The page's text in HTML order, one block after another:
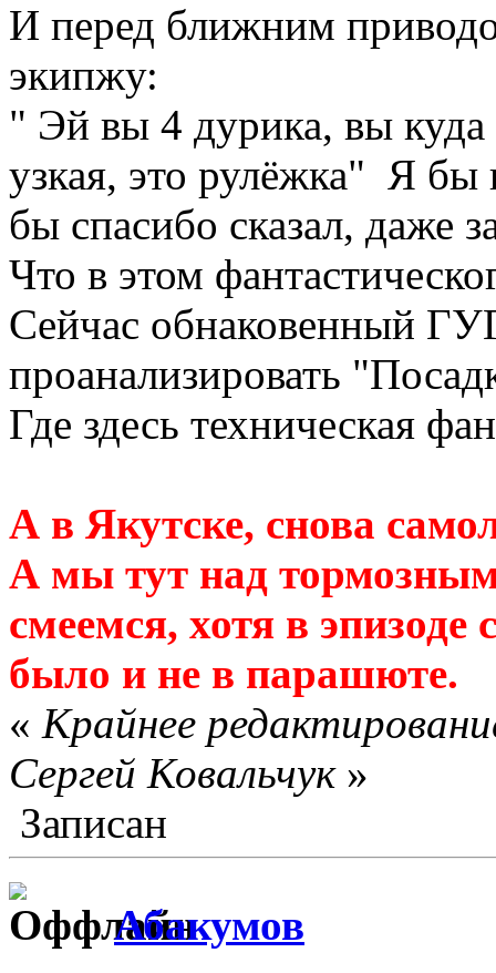
И перед ближним
экипжу:
" Эй вы 4 дурика, вы куда
узкая, это рулёжка" Я бы
бы спасибо сказал, даже
Что в этом
Сейчас обнаковенный
проанализировать
Где здесь техническая
А в Якутске, снова
А мы тут над
смеемся, хотя в
было и не в парашюте.
« Крайнее
Сергей Ковальчук»
Записан
Абакумов